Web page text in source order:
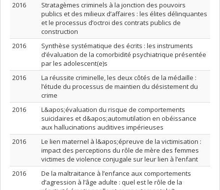
2016
Stratagèmes criminels à la jonction des pouvoirs
publics et des milieux d’affaires : les élites délinquantes
et le processus d’octroi des contrats publics de
construction
2016
Synthèse systématique des écrits : les instruments
d’évaluation de la comorbidité psychiatrique présentée
par les adolescent(e)s
2016
La réussite criminelle, les deux côtés de la médaille :
l’étude du processus de maintien du désistement du
crime
2016
L&apos;évaluation du risque de comportements
suicidaires et d&apos;automutilation en obéissance
aux hallucinations auditives impérieuses
2016
Le lien maternel à l&apos;épreuve de la victimisation :
impact des perceptions du rôle de mère des femmes
victimes de violence conjugale sur leur lien à l’enfant
2016
De la maltraitance à l’enfance aux comportements
d’agression à l’âge adulte : quel est le rôle de la